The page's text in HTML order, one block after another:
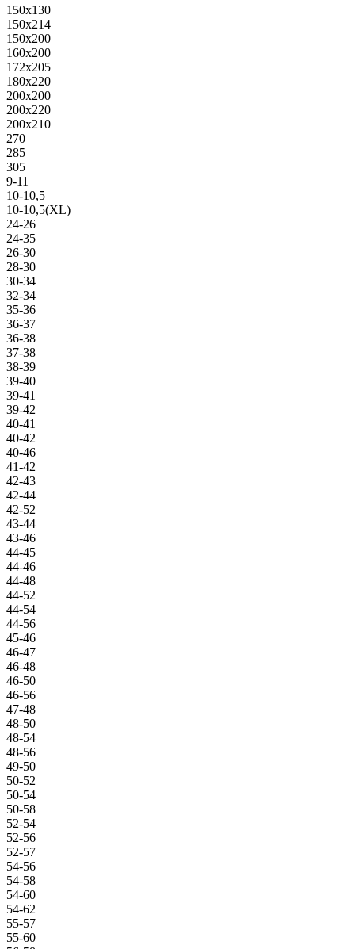
150х130
150х214
150х200
160х200
172х205
180х220
200х200
200х220
200х210
270
285
305
9-11
10-10,5
10-10,5(XL)
24-26
24-35
26-30
28-30
30-34
32-34
35-36
36-37
36-38
37-38
38-39
39-40
39-41
39-42
40-41
40-42
40-46
41-42
42-43
42-44
42-52
43-44
43-46
44-45
44-46
44-48
44-52
44-54
44-56
45-46
46-47
46-48
46-50
46-56
47-48
48-50
48-54
48-56
49-50
50-52
50-54
50-58
52-54
52-56
52-57
54-56
54-58
54-60
54-62
55-57
55-60